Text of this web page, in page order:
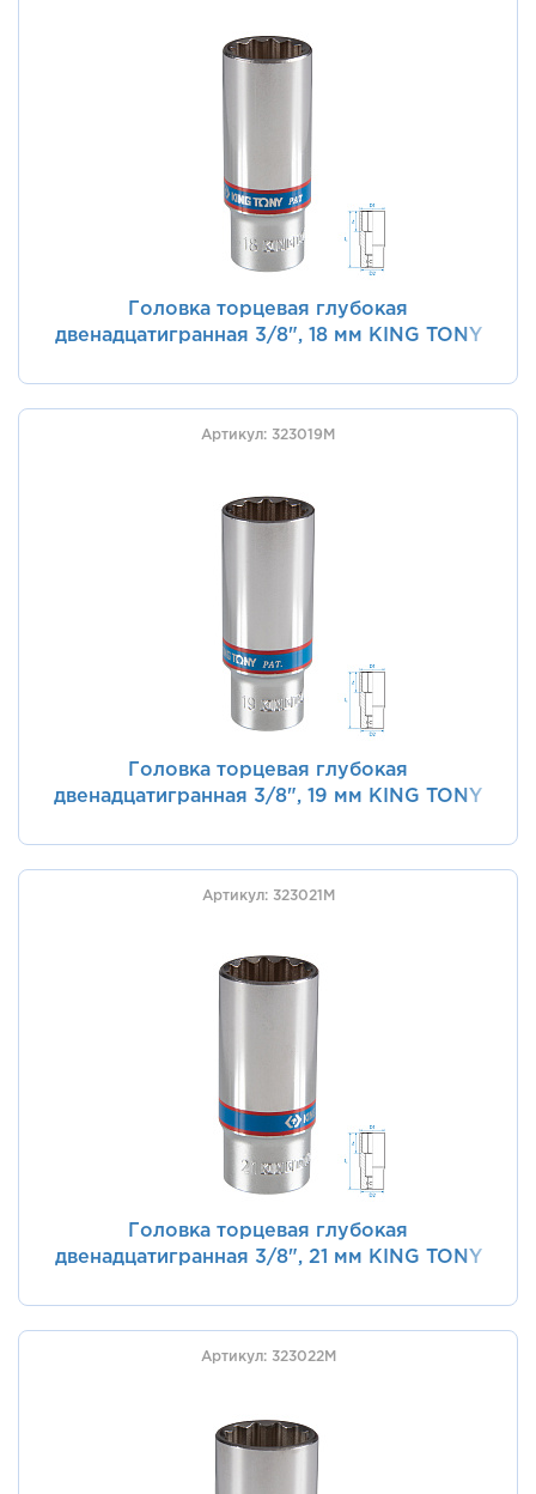
Головка торцевая глубокая
двенадцатигранная 3/8", 18 мм KING TONY
Артикул: 323019M
Головка торцевая глубокая
двенадцатигранная 3/8", 19 мм KING TONY
Артикул: 323021M
Головка торцевая глубокая
двенадцатигранная 3/8", 21 мм KING TONY
Артикул: 323022M